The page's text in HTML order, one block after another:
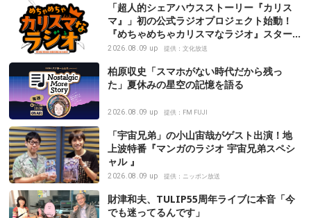
「超人的シェアハウスストーリー『カリス
マ』」初の公式ラジオプロジェクト始動！
『めちゃめちゃカリスマなラジオ』スター
ト決定
2026.08.09 up 提供：文化放送
柏原収史「スマホがない時代だから残っ
た」夏休みの星空の記憶を語る
2026.08.09 up 提供：FM FUJI
「宇宙兄弟」の小山宙哉がゲスト出演！地
上波特番『マンガのラジオ 宇宙兄弟スペシ
ャル 』
2026.08.09 up 提供：ニッポン放送
財津和夫、TULIP55周年ライブに本音「今
でも迷ってるんです」